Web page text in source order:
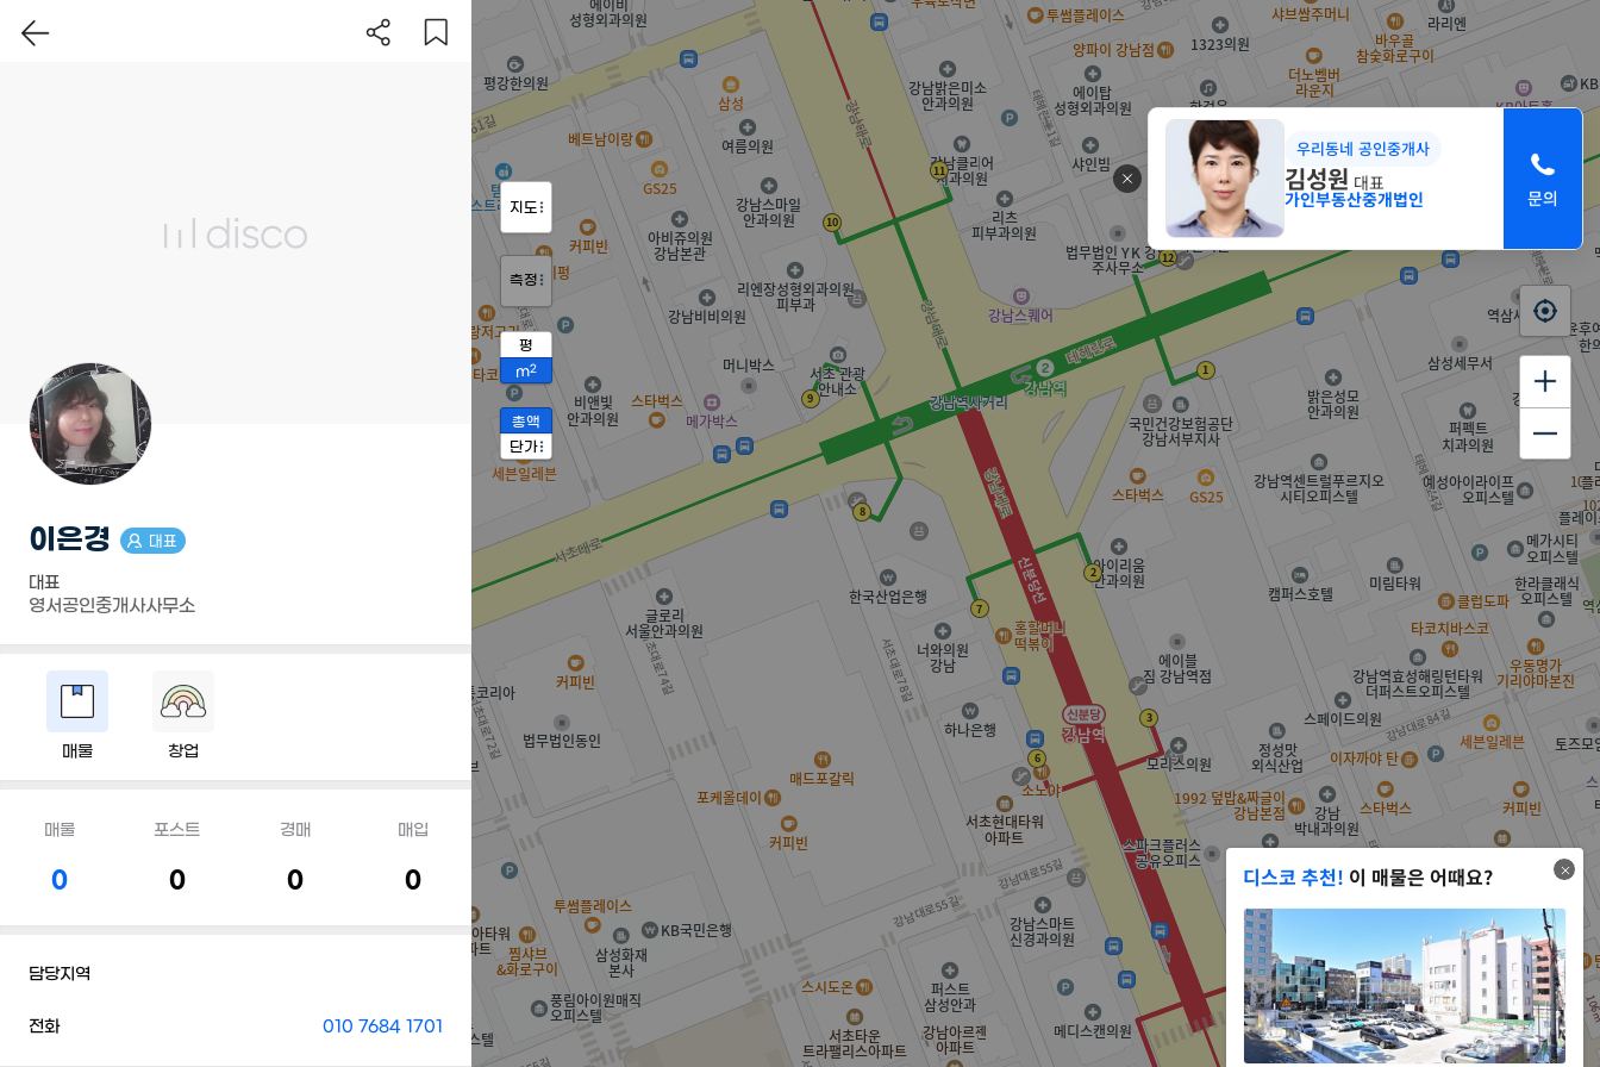
디스코 추천! 이 매물은 어때요?
우리동네 공인중개사
김성원 대표
가인부동산중개법인
지도
측정
평
m2
총액
단가
이은경 대표
대표
영서공인중개사사무소
매물 창업
매물
0
포스트
0
경매
0
매입
0
담당지역
전화 010 7684 1701